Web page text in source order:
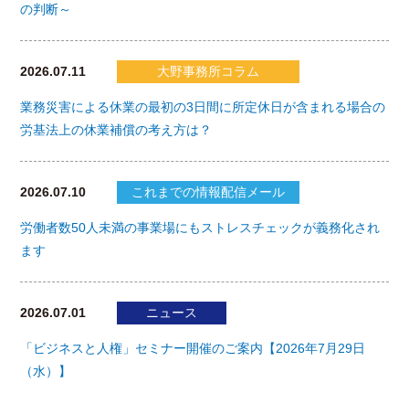
の判断～
2026.07.11 大野事務所コラム
業務災害による休業の最初の3日間に所定休日が含まれる場合の
労基法上の休業補償の考え方は？
2026.07.10 これまでの情報配信メール
労働者数50人未満の事業場にもストレスチェックが義務化され
ます
2026.07.01 ニュース
「ビジネスと人権」セミナー開催のご案内【2026年7月29日
（水）】